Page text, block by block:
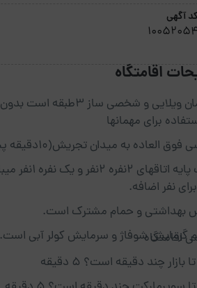
کد آگهی
10052054
اقامتگاه
برای مهمانها
العاده به میدان تجریش(۱۰دقیقه پیاده)
نفر اضافه.
بهداشتی و حمام مشترک است.
گرمایش شوفاژ و سرمایش کولر آبی است.
اقامتگاه
بازار چند دقیقه است؟ 5 دقیقه